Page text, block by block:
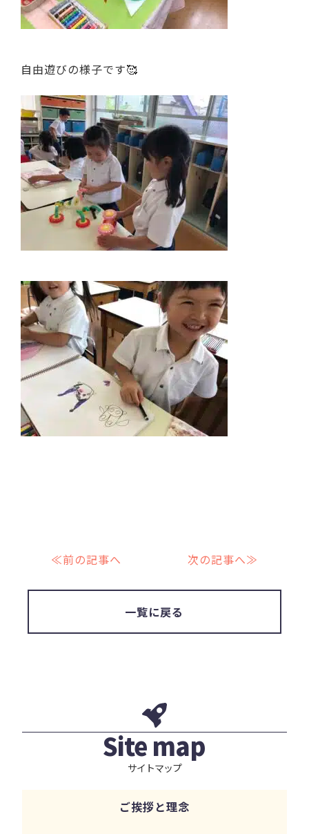
自由遊びの様子です🥰
≪前の記事へ 次の記事へ≫
一覧に戻る
Site map
サイトマップ
ご挨拶と理念